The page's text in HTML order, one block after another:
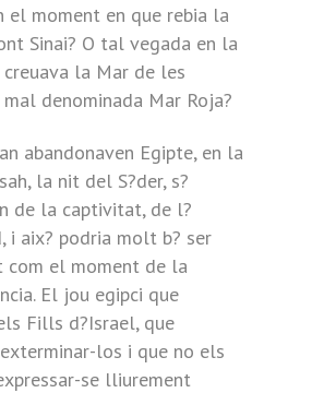
el moment en que rebia la
Sinai? O tal vegada en la
la Mar de les
mal denominada Mar Roja?
abandonaven Egipte, en la
la nit del S?der, s?
de la captivitat, de l?
i aix? podria molt b? ser
com el moment de la
El jou egipci que
Fills d?Israel, que
los i que no els
se lliurement